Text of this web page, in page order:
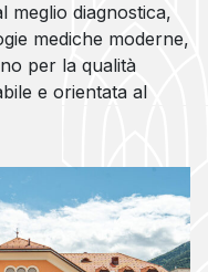
meglio diagnostica,
mediche moderne,
per la qualità
e orientata al